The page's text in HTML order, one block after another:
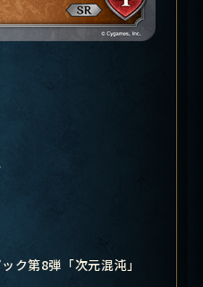
ク第8弾「次元混沌」